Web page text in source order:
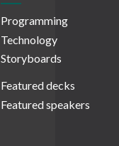
Programming
Technology
Storyboards
Featured decks
Featured speakers